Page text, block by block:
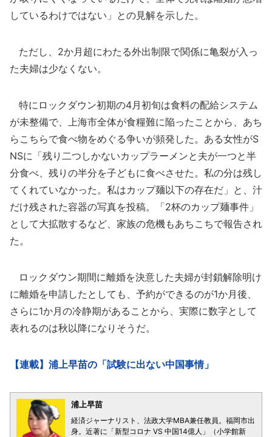
しているわけではない」との見解を示した。
ただし、2か月超にわたる外出制限で関係に亀裂が入っ
た夫婦は少なくない。
特にロックダウン初期の4月初旬は食料の配給システム
が未整備で、上海市全体が食糧難に陥ったことから、あち
らこちらで食べ物をめぐる争いが頻発した。ある女性がS
NSに「残り二つしかないカップラーメンと夫が一つと半
分食べ、残りの半分を子どもに食べさせた。私の分は残し
てくれていなかった。私はカップ麺以下の存在だ」と、汁
だけ残された容器の写真を投稿。「2杯のカップ麺事件」
として大拡散するなど、家族の危機もあちこちで報告され
た。
ロックダウン期間に離婚を決意した夫婦が封鎖解除明け
に離婚を申請したとしても、予約ができるのが1か月後、
さらに1か月の冷静期があることから、実際に数字として
表れるのは秋以降になりそうだ。
【連載】浦上早苗の「試験に出ない中国事情」
浦上早苗
経済ジャーナリスト、法政大学MBA兼任教員。福岡市出
身。近著に「新型コロナ VS 中国14億人」（小学館新